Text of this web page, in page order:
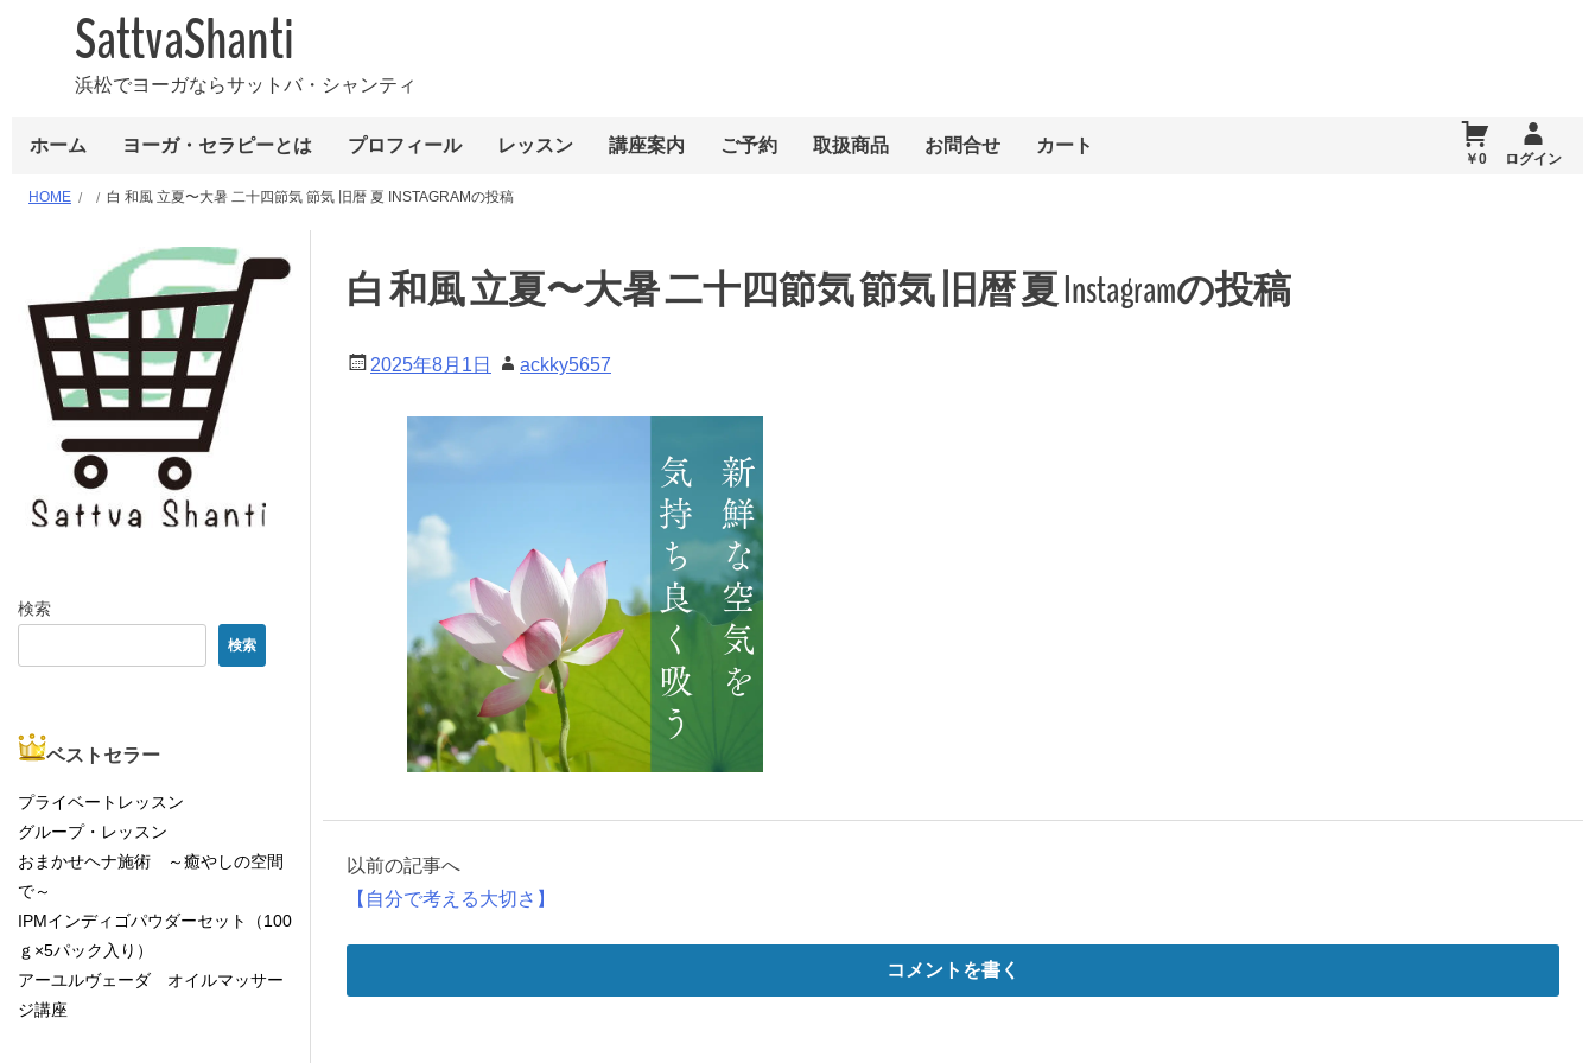
SattvaShanti
浜松でヨーガならサットバ・シャンティ
ホーム ヨーガ・セラピーとは プロフィール レッスン 講座案内 ご予約 取扱商品 お問合せ カート
￥0 ログイン
HOME 白 和風 立夏〜大暑 二十四節気 節気 旧暦 夏 INSTAGRAMの投稿
白 和風 立夏〜大暑 二十四節気 節気 旧暦 夏 Instagramの投稿
2025年8月1日 ackky5657
以前の記事へ
【自分で考える大切さ】
コメントを書く
検索
検索
ベストセラー
プライベートレッスン
グループ・レッスン
おまかせヘナ施術 ～癒やしの空間
で～
IPMインディゴパウダーセット（100
ｇ×5パック入り）
アーユルヴェーダ オイルマッサー
ジ講座